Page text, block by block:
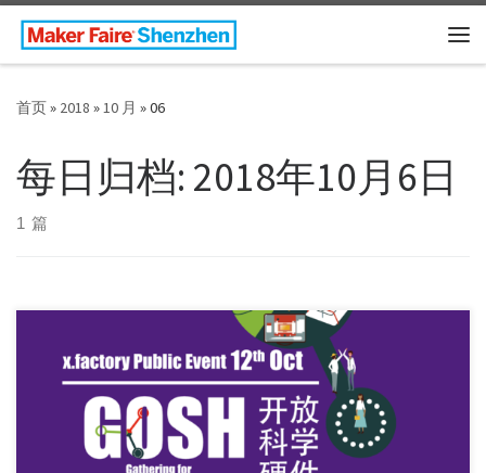
Skip to content
首页» 2018 »10 月 »06
每日归档: 2018年10月6日
1 篇
Schedule: 18:30 GOSH Open Floor: project showcase […]